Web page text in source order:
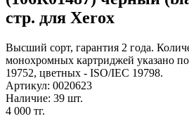
стр. для Xerox
Высший сорт, гарантия 2 года.
монохромных картриджей указано
19752, цветных - ISO/IEC 19798.
Артикул: 0020623
Наличие: 39 шт.
4 000 тг.